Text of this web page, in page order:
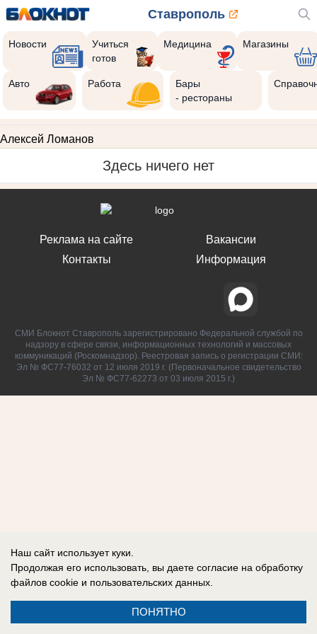
Ставрополь
Новости
Учиться
готов
Медицина Магазины
Авто Работа
Бары
- рестораны
Алексей Ломанов
Здесь ничего нет
Реклама на сайте
Контакты
Вакансии
Информация
СМИ Блокнот Ставрополь зарегистрировано Федеральной службой по
надзору в сфере связи, информационных технологий и массовых
коммуникаций (Роскомнадзор). Реестровая запись о регистрации СМИ:
Эл № ФС77-76032 от 12 июля 2019 г. (Первоначальное свидетельство
Эл № ФС77-62273 от 03 июля 2015 г.)
Наш сайт использует куки.
Продолжая его использовать, вы даете согласие на обработку
файлов cookie и пользовательских данных.
ПОНЯТНО